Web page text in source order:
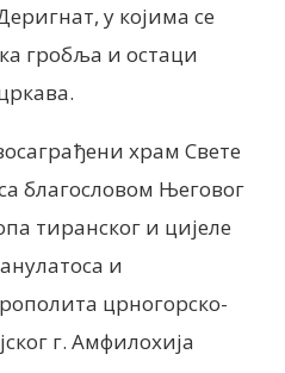
у којима се
гробља и остаци
храм Свете
благословом Његовог
тиранског и цијеле
и
црногорско-
г. Амфилохија